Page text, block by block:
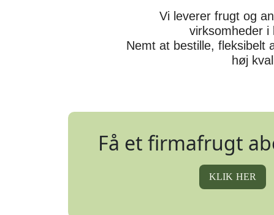
Vi leverer frugt og
virksomheder i
Nemt at bestille, fleksibelt
høj
Få et firmafrugt
KLIK HER